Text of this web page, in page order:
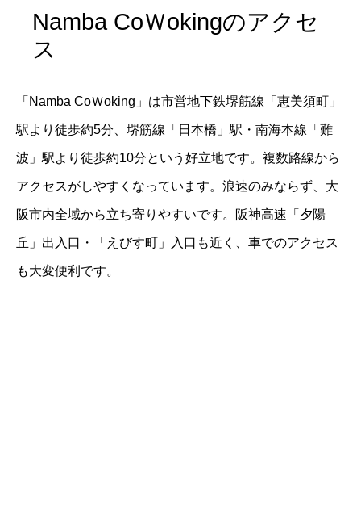
Namba CoＷokingのアクセ
ス
「Namba CoＷoking」は市営地下鉄堺筋線「恵美須町」
駅より徒歩約5分、堺筋線「日本橋」駅・南海本線「難
波」駅より徒歩約10分という好立地です。複数路線から
アクセスがしやすくなっています。浪速のみならず、大
阪市内全域から立ち寄りやすいです。阪神高速「夕陽
丘」出入口・「えびす町」入口も近く、車でのアクセス
も大変便利です。